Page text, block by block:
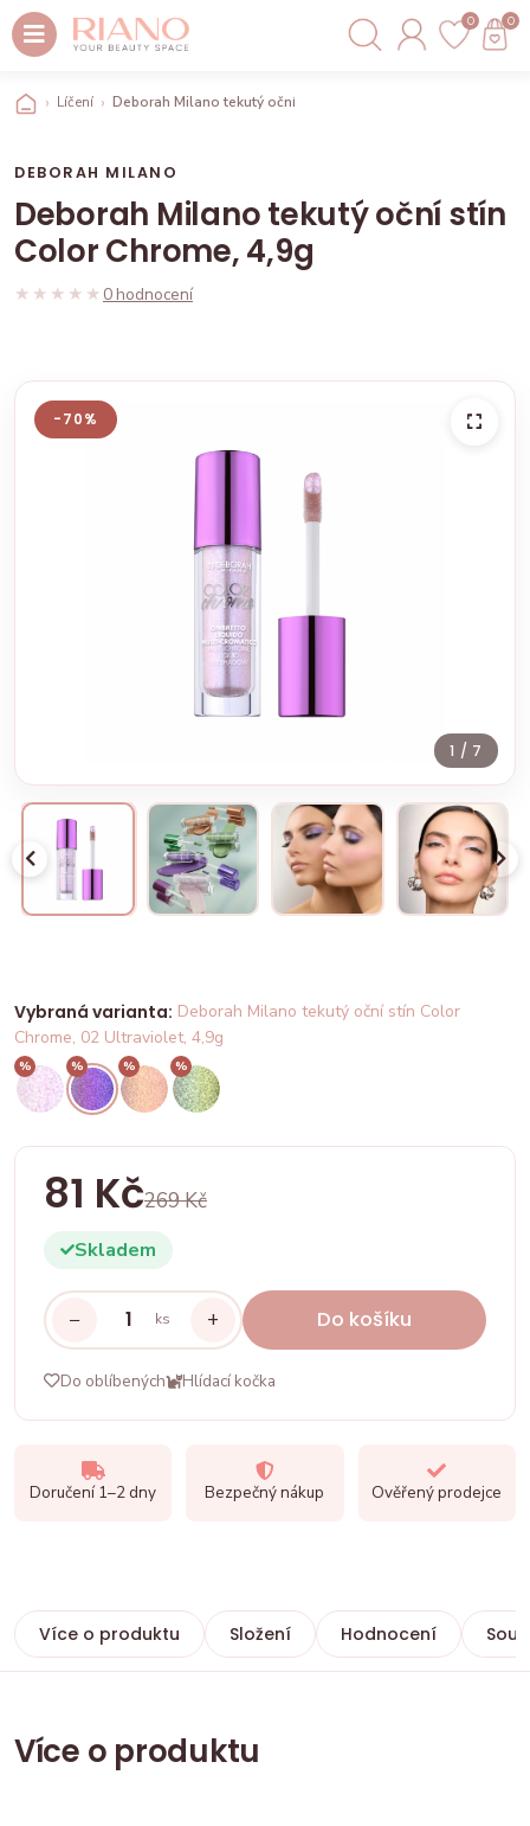
0 0
Líčení Deborah Milano tekutý oční stín Color Chrome, 4,9g
DEBORAH MILANO
Deborah Milano tekutý oční stín
Color Chrome, 4,9g
★★★★★
★★★★★ 0 hodnocení
-70%
1 / 7
Vybraná varianta: Deborah Milano tekutý oční stín Color
Chrome, 02 Ultraviolet, 4,9g
% % % %
81 Kč269 Kč
Skladem
− ks + Do košíku
Do oblíbených Hlídací kočka
Doručení 1–2 dny Bezpečný nákup Ověřený prodejce
Více o produktu Složení Hodnocení
Více o produktu